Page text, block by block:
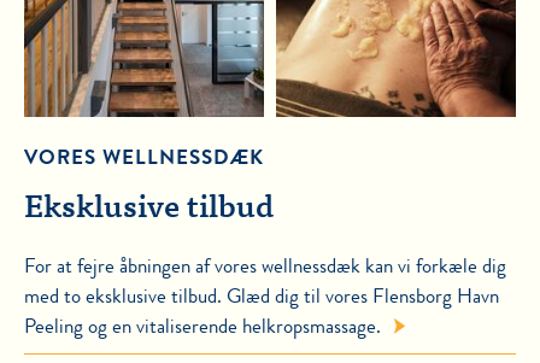
VORES WELLNESSDÆK
Eksklusive tilbud
For at fejre åbningen af vores wellnessdæk kan vi forkæle dig
med to eksklusive tilbud. Glæd dig til vores Flensborg Havn
Peeling og en vitaliserende helkropsmassage.